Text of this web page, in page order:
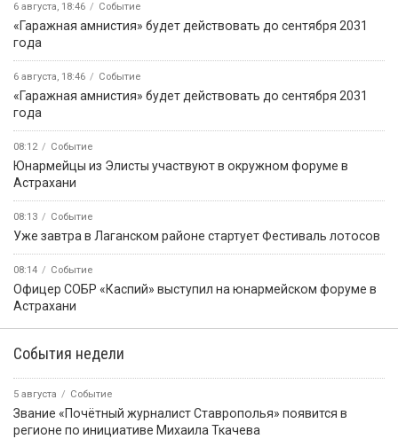
6 августа, 18:46 Событие
«Гаражная амнистия» будет действовать до сентября 2031
года
6 августа, 18:46 Событие
«Гаражная амнистия» будет действовать до сентября 2031
года
08:12 Событие
Юнармейцы из Элисты участвуют в окружном форуме в
Астрахани
08:13 Событие
Уже завтра в Лаганском районе стартует Фестиваль лотосов
08:14 Событие
Офицер СОБР «Каспий» выступил на юнармейском форуме в
Астрахани
События недели
5 августа Событие
Звание «Почётный журналист Ставрополья» появится в
регионе по инициативе Михаила Ткачева